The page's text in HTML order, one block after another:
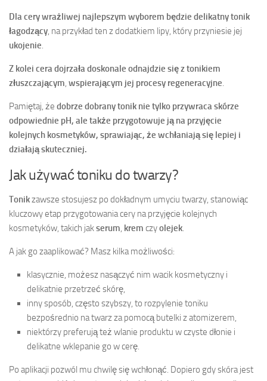
Dla cery wrażliwej najlepszym wyborem będzie delikatny tonik
łagodzący, na przykład ten z dodatkiem lipy, który przyniesie jej
ukojenie.
Z kolei cera dojrzała doskonale odnajdzie się z tonikiem
złuszczającym, wspierającym jej procesy regeneracyjne.
Pamiętaj, że dobrze dobrany tonik nie tylko przywraca skórze
odpowiednie pH, ale także przygotowuje ją na przyjęcie
kolejnych kosmetyków, sprawiając, że wchłaniają się lepiej i
działają skuteczniej.
Jak używać toniku do twarzy?
Tonikzawsze stosujesz po dokładnym umyciu twarzy, stanowiąc
kluczowy etap przygotowania cery na przyjęcie kolejnych
kosmetyków, takich jakserum, krem czyolejek.
A jak go zaaplikować? Masz kilka możliwości:
klasycznie, możesz nasączyć nim wacik kosmetyczny i
delikatnie przetrzeć skórę,
inny sposób, często szybszy, to rozpylenie toniku
bezpośrednio na twarz za pomocą butelki z atomizerem,
niektórzy preferują też wlanie produktu w czyste dłonie i
delikatne wklepanie go w cerę.
Po aplikacji pozwól mu chwilę się wchłonąć. Dopiero gdy skóra jest